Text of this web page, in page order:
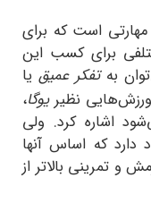
است که برای
برای کسب این
بهتفکر عمیق یا
نظیریوگا،
اشاره کرد. ولی
دارد که اساس آنها
تمرینی بالاتر از